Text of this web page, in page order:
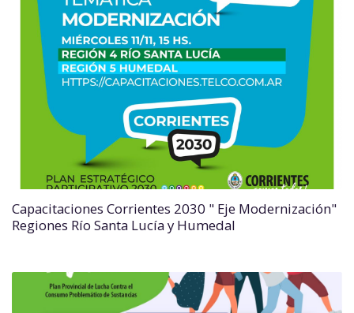
Capacitaciones Corrientes 2030 " Eje Modernización"
Regiones Río Santa Lucía y Humedal